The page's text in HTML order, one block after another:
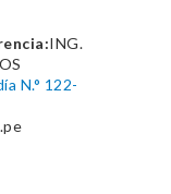
ING.
N.° 122-